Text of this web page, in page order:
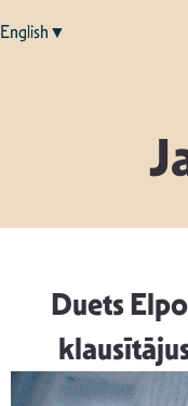
English▼
Duets